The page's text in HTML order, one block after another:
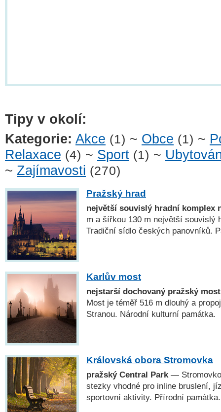
Tipy v okolí:
Kategorie: Akce (1) ~ Obce (1) ~
Relaxace (4) ~ Sport (1) ~
~ Zajímavosti (270)
Pražský hrad
největší souvislý hradní komplex
m a šířkou 130 m největší souvislý
Tradiční sídlo českých panovníků.
Karlův most
nejstarší dochovaný pražský
Most je téměř 516 m dlouhý a
Stranou. Národní kulturní památka.
Královská obora Stromovka
pražský Central Park —
stezky vhodné pro inline bruslení,
sportovní aktivity. Přírodní památka.